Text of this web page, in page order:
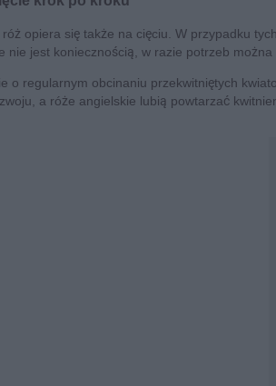
opiera się także na cięciu. W przypadku
nie jest koniecznością, w razie potrzeb
o regularnym obcinaniu przekwitniętych
a róże angielskie lubią powtarzać